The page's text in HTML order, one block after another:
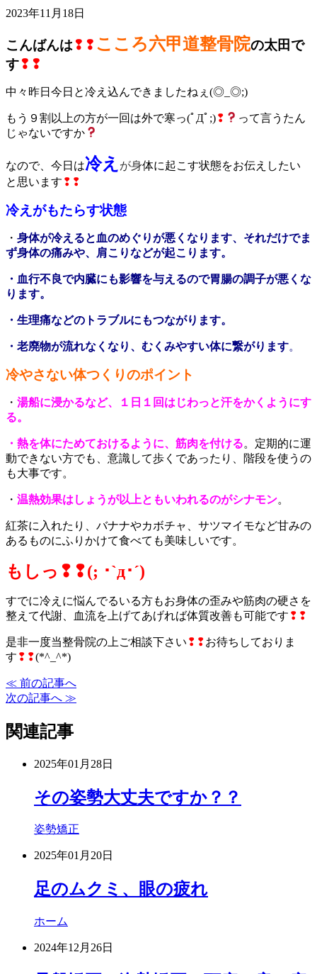
2023年11月18日
こんばんは❢❢ こころ六甲道整骨院の太田で
す❢❢
中々昨日今日と冷え込んできましたねぇ(◎_◎;)
もう９割以上の方が一回は外で寒っ(ﾟДﾟ;)❢
って言うたん
じゃないですか
なので、今日は冷え が身体に起こす状態をお伝えしたい
と思います ❢❢
冷えがもたらす状態
・ 身体が冷えると血のめぐりが悪くなります、それだけでま
ず身体の痛みや、肩こりなどが起こります。
・血行不良で内臓にも影響を与えるので胃腸の調子が悪くな
ります。
・生理痛などのトラブルにもつながります。
・老廃物が流れなくなり、むくみやすい体に繋がります。
冷やさない体つくりのポイント
・ 湯船に浸かるなど、１日１回はじわっと汗をかくようにす
る。
・熱を体にためておけるように、筋肉を付ける。定期的に運
動できない方でも、意識して歩くであったり、階段を使うの
も大事です。
・ 温熱効果はしょうが以上ともいわれるのがシナモン。
紅茶に入れたり、バナナやカボチャ、サツマイモなど甘みの
あるものにふりかけて食べても美味しいです。
もしっ❢❢(; ･`д･´)
すでに冷えに悩んでるいる方もお身体の歪みや筋肉の硬さを
整えて代謝、血流を上げてあげれば体質改善も可能です ❢❢
是非一度当整骨院の上ご相談下さい ❢❢お待ちしておりま
す ❢❢(*^_^*)
≪ 前の記事へ
次の記事へ ≫
関連記事
2025年01月28日
その姿勢大丈夫ですか？？
姿勢矯正
2025年01月20日
足のムクミ、眼の疲れ
ホーム
2024年12月26日